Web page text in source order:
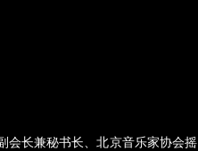
会长兼秘书长、北京音乐家协会摇